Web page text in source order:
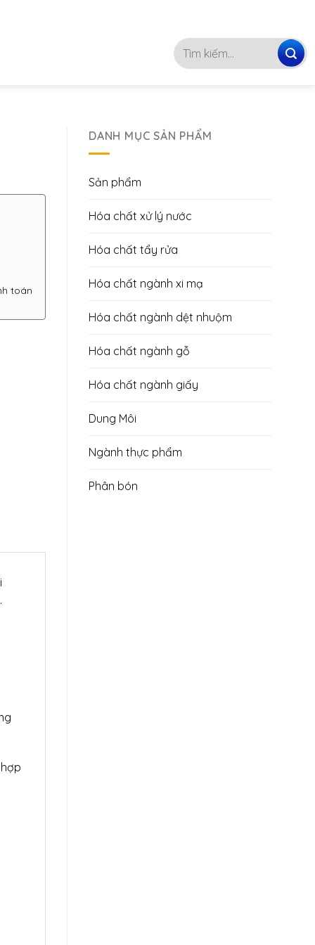
Tìm
kiếm:
DANH MỤC SẢN PHẨM
Sản phẩm
Hóa chất xử lý nước
Hóa chất tẩy rửa
Hóa chất ngành xi mạ
Hóa chất ngành dệt nhuộm
Hóa chất ngành gỗ
Hóa chất ngành giấy
Dung Môi
Ngành thực phẩm
Phân bón
toán